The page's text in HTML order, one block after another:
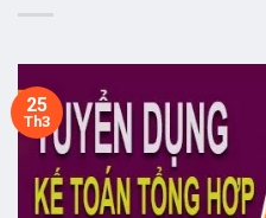
25
Th3